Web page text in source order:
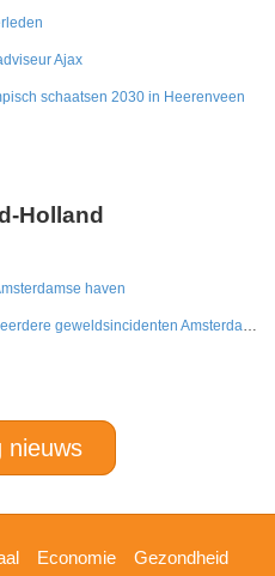
Ajax
schaatsen 2030 in Heerenveen
Holland
haven
Verdachte aangehouden na meerdere geweldsincidenten Amsterdam-West
nieuws
Economie Gezondheid